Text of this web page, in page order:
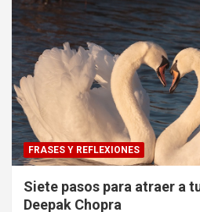
FRASES Y REFLEXIONES
Siete pasos para atraer a
Deepak Chopra